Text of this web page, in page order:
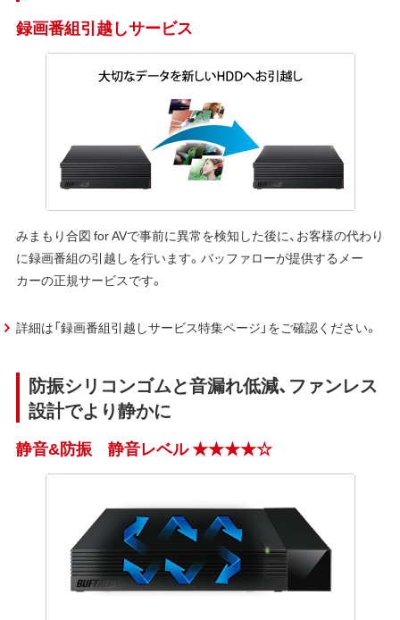
録画番組引越しサービス
みまもり合図 for AVで事前に異常を検知した後に、お客様の代わり
に録画番組の引越しを行います。バッファローが提供するメー
カーの正規サービスです。
詳細は「録画番組引越しサービス特集ページ」をご確認ください。
防振シリコンゴムと音漏れ低減、ファンレス
設計でより静かに
静音&防振 静音レベル ★★★★☆